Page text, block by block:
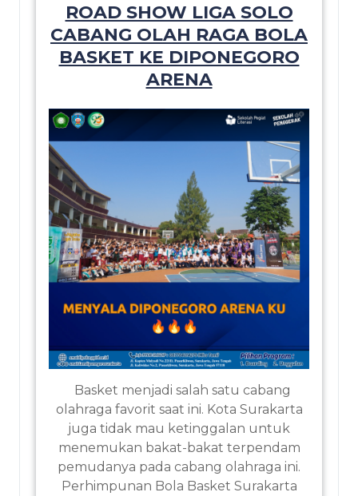
ROAD SHOW LIGA SOLO
CABANG OLAH RAGA BOLA
BASKET KE DIPONEGORO
ARENA
Basket menjadi salah satu cabang
olahraga favorit saat ini. Kota Surakarta
juga tidak mau ketinggalan untuk
menemukan bakat-bakat terpendam
pemudanya pada cabang olahraga ini.
Perhimpunan Bola Basket Surakarta